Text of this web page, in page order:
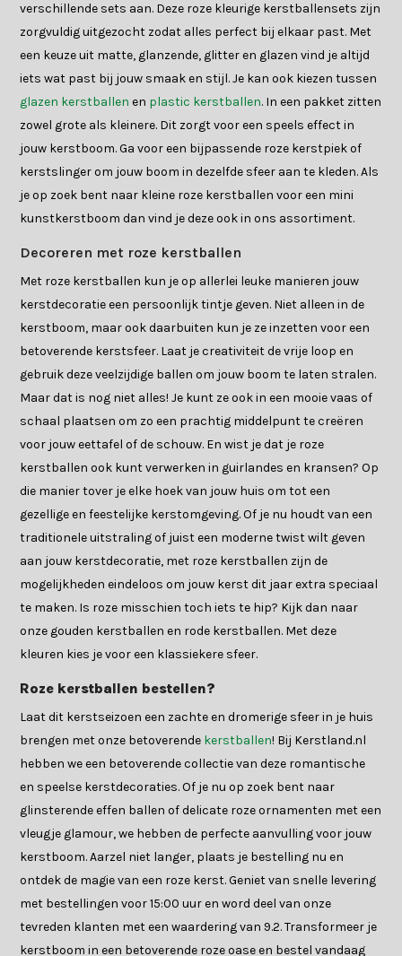
verschillende sets aan. Deze roze kleurige kerstballensets zijn
zorgvuldig uitgezocht zodat alles perfect bij elkaar past. Met
een keuze uit matte, glanzende, glitter en glazen vind je altijd
iets wat past bij jouw smaak en stijl. Je kan ook kiezen tussen
glazen kerstballen en plastic kerstballen. In een pakket zitten
zowel grote als kleinere. Dit zorgt voor een speels effect in
jouw kerstboom. Ga voor een bijpassende roze kerstpiek of
kerstslinger om jouw boom in dezelfde sfeer aan te kleden. Als
je op zoek bent naar kleine roze kerstballen voor een mini
kunstkerstboom dan vind je deze ook in ons assortiment.
Decoreren met roze kerstballen
Met roze kerstballen kun je op allerlei leuke manieren jouw
kerstdecoratie een persoonlijk tintje geven. Niet alleen in de
kerstboom, maar ook daarbuiten kun je ze inzetten voor een
betoverende kerstsfeer. Laat je creativiteit de vrije loop en
gebruik deze veelzijdige ballen om jouw boom te laten stralen.
Maar dat is nog niet alles! Je kunt ze ook in een mooie vaas of
schaal plaatsen om zo een prachtig middelpunt te creëren
voor jouw eettafel of de schouw. En wist je dat je roze
kerstballen ook kunt verwerken in guirlandes en kransen? Op
die manier tover je elke hoek van jouw huis om tot een
gezellige en feestelijke kerstomgeving. Of je nu houdt van een
traditionele uitstraling of juist een moderne twist wilt geven
aan jouw kerstdecoratie, met roze kerstballen zijn de
mogelijkheden eindeloos om jouw kerst dit jaar extra speciaal
te maken. Is roze misschien toch iets te hip? Kijk dan naar
onze gouden kerstballen en rode kerstballen. Met deze
kleuren kies je voor een klassiekere sfeer.
Roze kerstballen bestellen?
Laat dit kerstseizoen een zachte en dromerige sfeer in je huis
brengen met onze betoverende kerstballen! Bij Kerstland.nl
hebben we een betoverende collectie van deze romantische
en speelse kerstdecoraties. Of je nu op zoek bent naar
glinsterende effen ballen of delicate roze ornamenten met een
vleugje glamour, we hebben de perfecte aanvulling voor jouw
kerstboom. Aarzel niet langer, plaats je bestelling nu en
ontdek de magie van een roze kerst. Geniet van snelle levering
met bestellingen voor 15:00 uur en word deel van onze
tevreden klanten met een waardering van 9.2. Transformeer je
kerstboom in een betoverende roze oase en bestel vandaag